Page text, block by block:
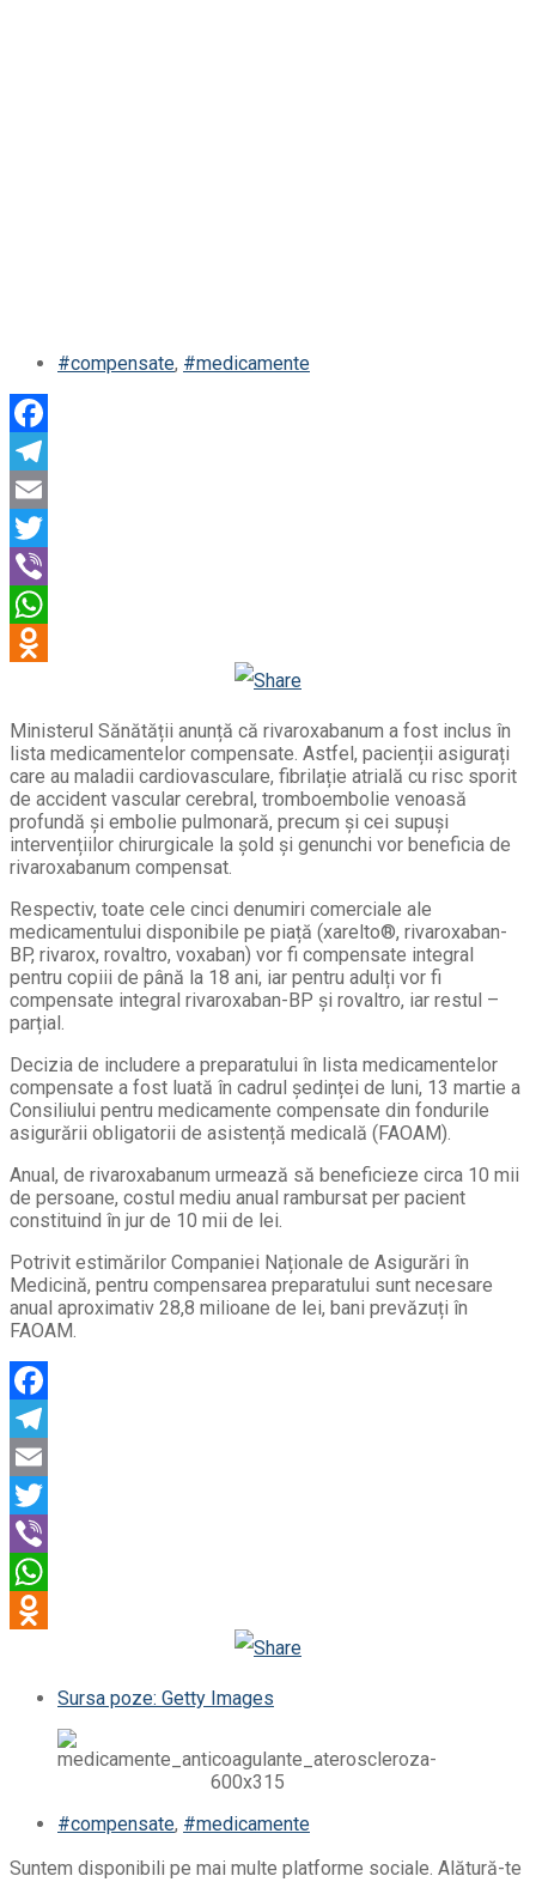
#compensate, #medicamente
Odnoklassniki
Ministerul Sănătății anunță că rivaroxabanum a fost inclus în
lista medicamentelor compensate. Astfel, pacienții asigurați
care au maladii cardiovasculare, fibrilație atrială cu risc sporit
de accident vascular cerebral, tromboembolie venoasă
profundă și embolie pulmonară, precum și cei supuși
intervențiilor chirurgicale la șold și genunchi vor beneficia de
rivaroxabanum compensat.
Respectiv, toate cele cinci denumiri comerciale ale
medicamentului disponibile pe piață (xarelto®, rivaroxaban-
BP, rivarox, rovaltro, voxaban) vor fi compensate integral
pentru copiii de până la 18 ani, iar pentru adulți vor fi
compensate integral rivaroxaban-BP și rovaltro, iar restul –
parțial.
Decizia de includere a preparatului în lista medicamentelor
compensate a fost luată în cadrul ședinței de luni, 13 martie a
Consiliului pentru medicamente compensate din fondurile
asigurării obligatorii de asistență medicală (FAOAM).
Anual, de rivaroxabanum urmează să beneficieze circa 10 mii
de persoane, costul mediu anual rambursat per pacient
constituind în jur de 10 mii de lei.
Potrivit estimărilor Companiei Naționale de Asigurări în
Medicină, pentru compensarea preparatului sunt necesare
anual aproximativ 28,8 milioane de lei, bani prevăzuți în
FAOAM.
Odnoklassniki
Sursa poze: Getty Images
#compensate, #medicamente
Suntem disponibili pe mai multe platforme sociale. Alătură-te